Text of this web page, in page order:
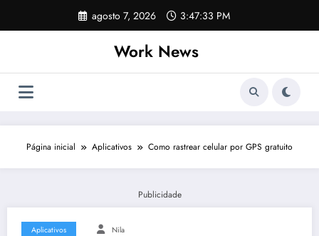
o
agosto 7, 2026 3:47:33 PM
Work News
Página inicial Aplicativos Como rastrear celular por GPS gratuito
Publicidade
Aplicativos Nila